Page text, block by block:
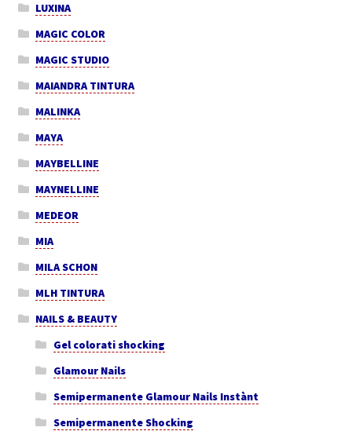
LUXINA
MAGIC COLOR
MAGIC STUDIO
MAIANDRA TINTURA
MALINKA
MAYA
MAYBELLINE
MAYNELLINE
MEDEOR
MIA
MILA SCHON
MLH TINTURA
NAILS & BEAUTY
Gel colorati shocking
Glamour Nails
Semipermanente Glamour Nails Instànt
Semipermanente Shocking